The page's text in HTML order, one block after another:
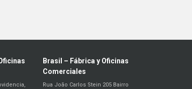
Brasil – Fábrica y Oficinas
Comerciales
Rua João Carlos Stein 205 Bairro